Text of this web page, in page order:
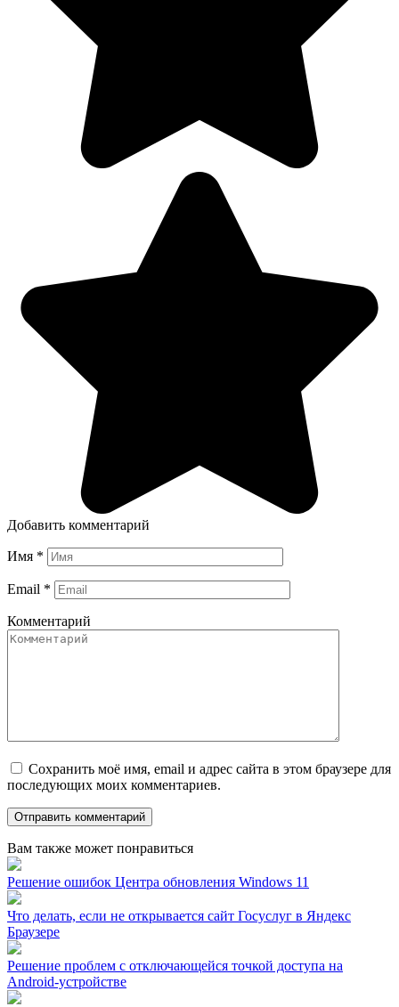
Добавить комментарий
Имя *
Email *
Комментарий
Сохранить моё имя, email и адрес сайта в этом браузере для
последующих моих комментариев.
Вам также может понравиться
Решение ошибок Центра обновления Windows 11
Что делать, если не открывается сайт Госуслуг в Яндекс
Браузере
Решение проблем с отключающейся точкой доступа на
Android-устройстве